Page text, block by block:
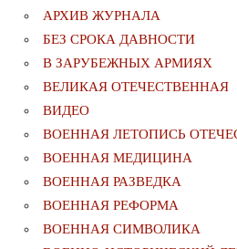
АРХИВ ЖУРНАЛА
БЕЗ СРОКА ДАВНОСТИ
В ЗАРУБЕЖНЫХ АРМИЯХ
ВЕЛИКАЯ ОТЕЧЕСТВЕННАЯ
ВИДЕО
ВОЕННАЯ ЛЕТОПИСЬ
ВОЕННАЯ МЕДИЦИНА
ВОЕННАЯ РАЗВЕДКА
ВОЕННАЯ РЕФОРМА
ВОЕННАЯ СИМВОЛИКА